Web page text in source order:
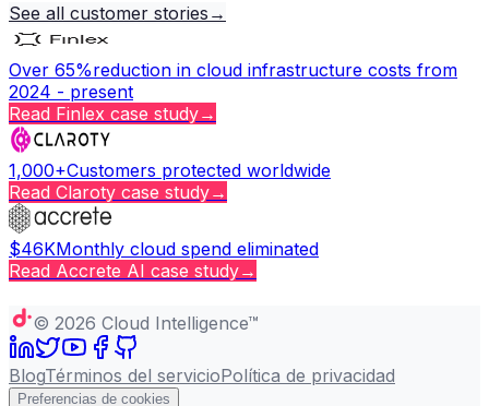
See all customer stories →
Over 65%reduction in cloud infrastructure costs from
2024 - present
Read Finlex case study→
1,000+Customers protected worldwide
Read Claroty case study→
$46KMonthly cloud spend eliminated
Read Accrete AI case study→
© 2026 Cloud Intelligence™
BlogTérminos del servicioPolítica de privacidad
Preferencias de cookies